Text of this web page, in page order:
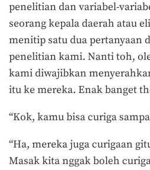
penelitian dan variabel-
seorang kepala daerah atau
menitip satu dua pertanyaan
penelitian kami. Nanti toh,
kami diwajibkan
itu ke mereka. Enak banget
“Kok, kamu bisa curiga
“Ha, mereka juga curigaan
Masak kita nggak boleh